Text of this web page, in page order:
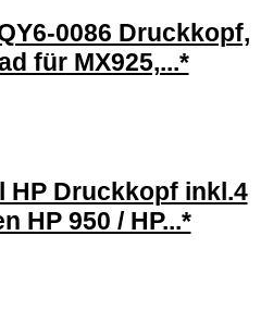
0086 Druckkopf,
für MX925,...*
HP Druckkopf inkl.4
HP 950 / HP...*